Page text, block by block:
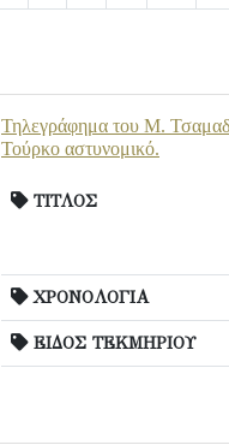
Τηλεγράφημα του Μ.
Τούρκο αστυνομικό.
ΤΙΤΛΟΣ
ΧΡΟΝΟΛΟΓΙΑ
ΕΙΔΟΣ ΤΕΚΜΗΡΙΟΥ